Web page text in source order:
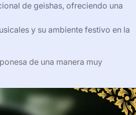
de geishas, ofreciendo una
y su ambiente festivo en la
de una manera muy